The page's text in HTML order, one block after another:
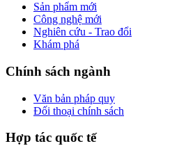
Sản phẩm mới
Công nghệ mới
Nghiên cứu - Trao đổi
Khám phá
Chính sách ngành
Văn bản pháp quy
Đối thoại chính sách
Hợp tác quốc tế